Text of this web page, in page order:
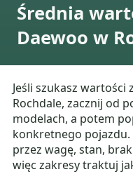
Średnia
Daewoo w
Jeśli szukasz wartości
Rochdale, zacznij od
modelach, a potem
konkretnego
przez wagę, stan,
więc zakresy traktuj